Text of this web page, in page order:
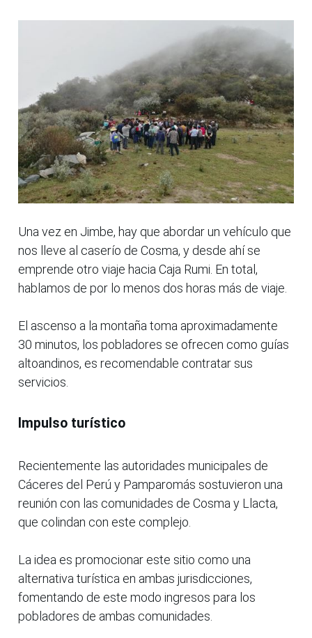
Una vez en Jimbe, hay que abordar un vehículo que
nos lleve al caserío de Cosma, y desde ahí se
emprende otro viaje hacia Caja Rumi. En total,
hablamos de por lo menos dos horas más de viaje.
El ascenso a la montaña toma aproximadamente
30 minutos, los pobladores se ofrecen como guías
altoandinos, es recomendable contratar sus
servicios.
Impulso turístico
Recientemente las autoridades municipales de
Cáceres del Perú y Pamparomás sostuvieron una
reunión con las comunidades de Cosma y Llacta,
que colindan con este complejo.
La idea es promocionar este sitio como una
alternativa turística en ambas jurisdicciones,
fomentando de este modo ingresos para los
pobladores de ambas comunidades.